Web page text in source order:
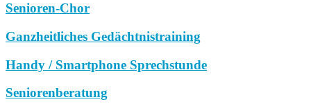
Senioren-Chor
Ganzheitliches Gedächtnistraining
Handy / Smartphone Sprechstunde
Seniorenberatung